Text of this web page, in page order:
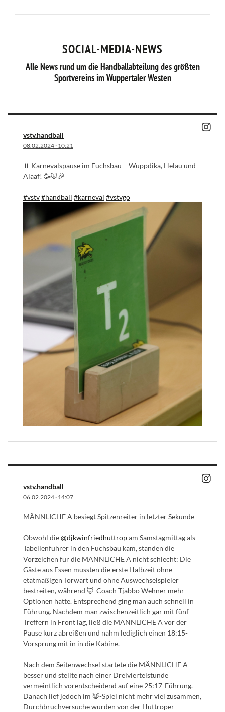
SOCIAL-MEDIA-NEWS
Alle News rund um die Handballabteilung des größten
Sportvereins im Wuppertaler Westen
vstv.handball
08.02.2024· 10:21
⏸️ Karnevalspause im Fuchsbau – Wuppdika, Helau und
Alaaf! 🥳🦊🎉
#vstv#handball #karneval #vstvgo
vstv.handball
06.02.2024· 14:07
MÄNNLICHE A besiegt Spitzenreiter in letzter Sekunde
Obwohl die@djkwinfriedhuttropam Samstagmittag als
Tabellenführer in den Fuchsbau kam, standen die
Vorzeichen für die MÄNNLICHE A nicht schlecht: Die
Gäste aus Essen mussten die erste Halbzeit ohne
etatmäßigen Torwart und ohne Auswechselspieler
bestreiten, während 🦊-Coach Tjabbo Wehner mehr
Optionen hatte. Entsprechend ging man auch schnell in
Führung. Nachdem man zwischenzeitlich gar mit fünf
Treffern in Front lag, ließ die MÄNNLICHE A vor der
Pause kurz abreißen und nahm lediglich einen 18:15-
Vorsprung mit in in die Kabine.
Nach dem Seitenwechsel startete die MÄNNLICHE A
besser und stellte nach einer Dreiviertelstunde
vermeintlich vorentscheidend auf eine 25:17-Führung.
Danach lief jedoch im 🦊-Spiel nicht mehr viel zusammen,
Durchbruchversuche wurden von der Huttroper